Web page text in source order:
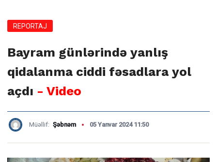
REPORTAJ
Bayram günlərində yanlış
qidalanma ciddi fəsadlara yol
açdı - Video
Müəllif: Şəbnəm 05 Yanvar 2024 11:50